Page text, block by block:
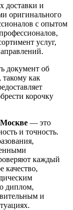
доставки и
оригинального
с опытом
услуг,
документ об
такому как
корочку
Москве — это
и точность.
каждый
качество,
диплом,
и